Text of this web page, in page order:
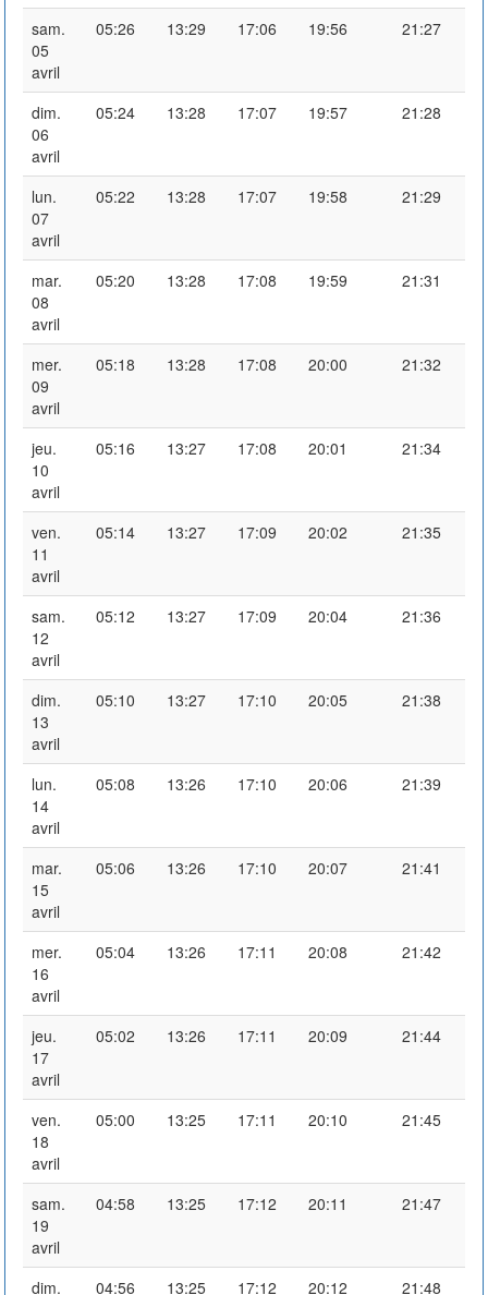
sam.
05
avril
05:26 13:29 17:06 19:56 21:27
dim.
06
avril
05:24 13:28 17:07 19:57 21:28
lun.
07
avril
05:22 13:28 17:07 19:58 21:29
mar.
08
avril
05:20 13:28 17:08 19:59 21:31
mer.
09
avril
05:18 13:28 17:08 20:00 21:32
jeu.
10
avril
05:16 13:27 17:08 20:01 21:34
ven.
11
avril
05:14 13:27 17:09 20:02 21:35
sam.
12
avril
05:12 13:27 17:09 20:04 21:36
dim.
13
avril
05:10 13:27 17:10 20:05 21:38
lun.
14
avril
05:08 13:26 17:10 20:06 21:39
mar.
15
avril
05:06 13:26 17:10 20:07 21:41
mer.
16
avril
05:04 13:26 17:11 20:08 21:42
jeu.
17
avril
05:02 13:26 17:11 20:09 21:44
ven.
18
avril
05:00 13:25 17:11 20:10 21:45
sam.
19
avril
04:58 13:25 17:12 20:11 21:47
dim. 04:56 13:25 17:12 20:12 21:48